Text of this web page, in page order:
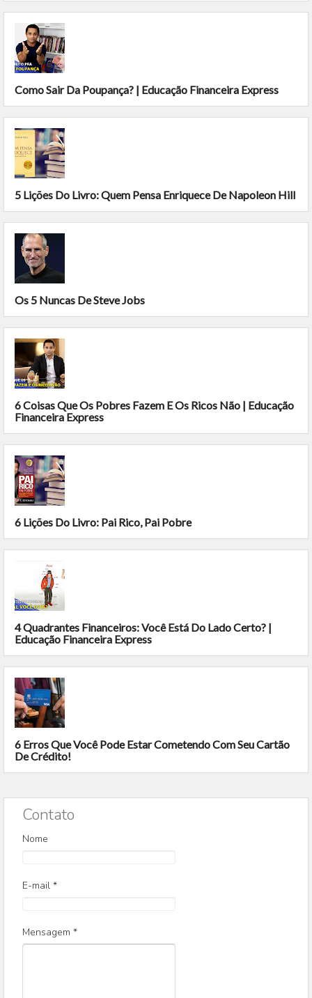
Como Sair Da Poupança? | Educação Financeira Express
5 Lições Do Livro: Quem Pensa Enriquece De Napoleon Hill
Os 5 Nuncas De Steve Jobs
6 Coisas Que Os Pobres Fazem E Os Ricos Não | Educação
Financeira Express
6 Lições Do Livro: Pai Rico, Pai Pobre
4 Quadrantes Financeiros: Você Está Do Lado Certo? |
Educação Financeira Express
6 Erros Que Você Pode Estar Cometendo Com Seu Cartão
De Crédito!
Contato
Nome
E-mail *
Mensagem *